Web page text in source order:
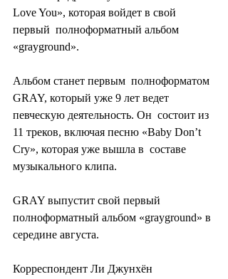
Love You», которая войдет в свой
первый  полноформатный альбом
«grayground».
Альбом станет первым  полноформатом
GRAY, который уже 9 лет ведет
певческую деятельность. Он  состоит из
11 треков, включая песню «Baby Don’t
Cry», которая уже вышла в  составе
музыкального клипа.
GRAY выпустит свой первый
полноформатный альбом «grayground» в
середине августа.
Корреспондент Ли Джунхён